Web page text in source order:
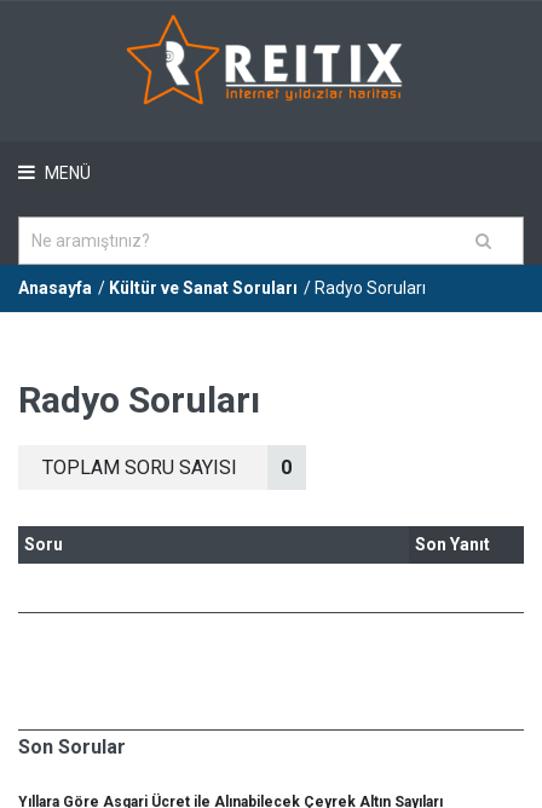
MENÜ
Anasayfa / Kültür ve Sanat Soruları / Radyo Soruları
Radyo Soruları
TOPLAM SORU SAYISI 0
Soru Son Yanıt
Son Sorular
Yıllara Göre Asgari Ücret ile Alınabilecek Çeyrek Altın Sayıları